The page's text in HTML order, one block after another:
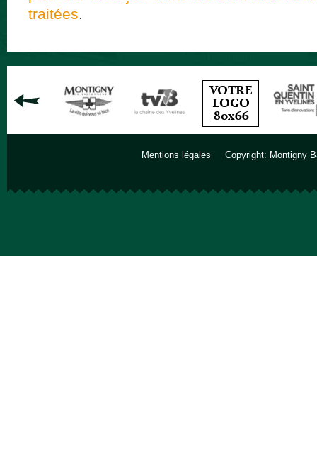
traitées.
Mentions légales Copyright: Montigny